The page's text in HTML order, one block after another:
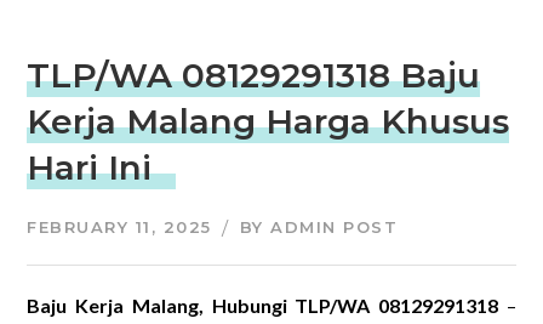
TLP/WA 08129291318 Baju
Kerja Malang Harga Khusus
Hari Ini
FEBRUARY 11, 2025 BYADMIN POST
Baju Kerja Malang, Hubungi TLP/WA 08129291318–